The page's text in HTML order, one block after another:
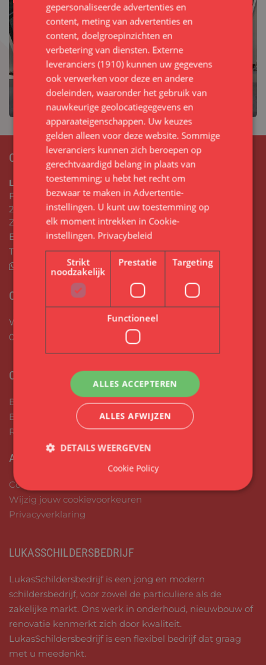
CONTACTGEGEVENS
LukasSchildersbedrijf
Flemingstraat 102 C
2041 VL
Zandvoort
E-mail:
Lukasschilderbedrijf@gmail.com
Tel:
06 17671646
Stuur mij een whatsapp bericht
OPENINGSTIJDEN
Wij zijn doordeweeks telefonisch te bereiken tussen
08:00 en 17:00.
ONZE DIENSTEN
Binnenschilderwerk
Buitenschilderwerk
Renovatie
AVG
Cookieverklaring
Wijzig jouw cookievoorkeuren
Privacyverklaring
LUKASSCHILDERSBEDRIJF
LukasSchildersbedrijf is een jong en modern
schildersbedrijf, voor zowel de particuliere als de
zakelijke markt. Ons werk in onderhoud, nieuwbouw of
renovatie kenmerkt zich door kwaliteit.
LukasSchildersbedrijf is een flexibel bedrijf dat graag
met u meedenkt.
gepersonaliseerde advertenties en
content, meting van advertenties en
content, doelgroepinzichten en
verbetering van diensten. Externe
leveranciers (1910)kunnen uw gegevens
ook verwerken voor deze en andere
doeleinden, waaronder het gebruik van
nauwkeurige geolocatiegegevens en
apparaateigenschappen. Uw keuzes
gelden alleen voor deze website. Sommige
leveranciers kunnen zich beroepen op
gerechtvaardigd belang in plaats van
toestemming; u hebt het recht om
bezwaar te maken inAdvertentie-
instellingen. U kunt uw toestemming op
elk moment intrekken in Cookie-
instellingen. Privacybeleid
Strikt
noodzakelijk
Prestatie Targeting
Functioneel
ALLES ACCEPTEREN
ALLES AFWIJZEN
DETAILS WEERGEVEN
Cookie Policy